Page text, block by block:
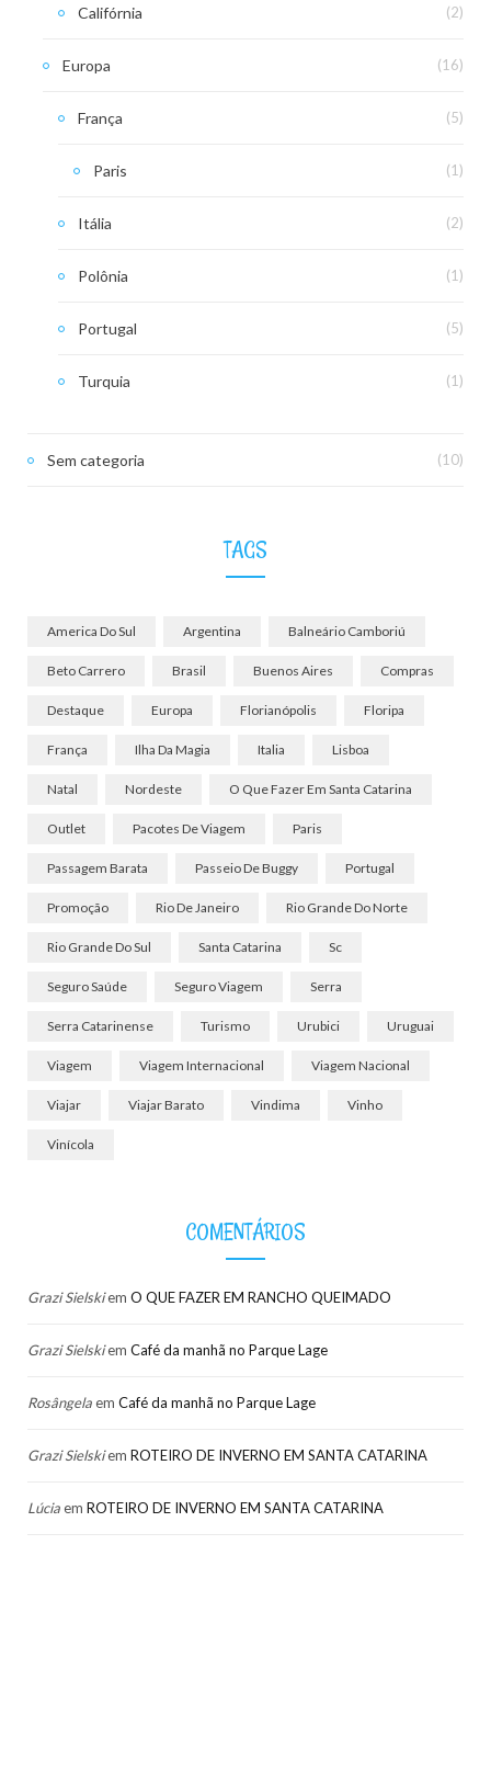
Califórnia (2)
Europa (16)
França (5)
Paris (1)
Itália (2)
Polônia (1)
Portugal (5)
Turquia (1)
Sem categoria (10)
TAGS
America Do Sul Argentina Balneário Camboriú
Beto Carrero Brasil Buenos Aires Compras
Destaque Europa Florianópolis Floripa
França Ilha Da Magia Italia Lisboa
Natal Nordeste O Que Fazer Em Santa Catarina
Outlet Pacotes De Viagem Paris
Passagem Barata Passeio De Buggy Portugal
Promoção Rio De Janeiro Rio Grande Do Norte
Rio Grande Do Sul Santa Catarina Sc
Seguro Saúde Seguro Viagem Serra
Serra Catarinense Turismo Urubici Uruguai
Viagem Viagem Internacional Viagem Nacional
Viajar Viajar Barato Vindima Vinho
Vinícola
COMENTÁRIOS
Grazi Sielskiem O QUE FAZER EM RANCHO QUEIMADO
Grazi Sielskiem Café da manhã no Parque Lage
Rosângelaem Café da manhã no Parque Lage
Grazi Sielskiem ROTEIRO DE INVERNO EM SANTA CATARINA
Lúciaem ROTEIRO DE INVERNO EM SANTA CATARINA